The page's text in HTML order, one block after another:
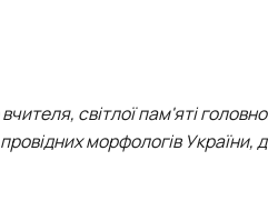
світлої пам'яті
морфологів України,